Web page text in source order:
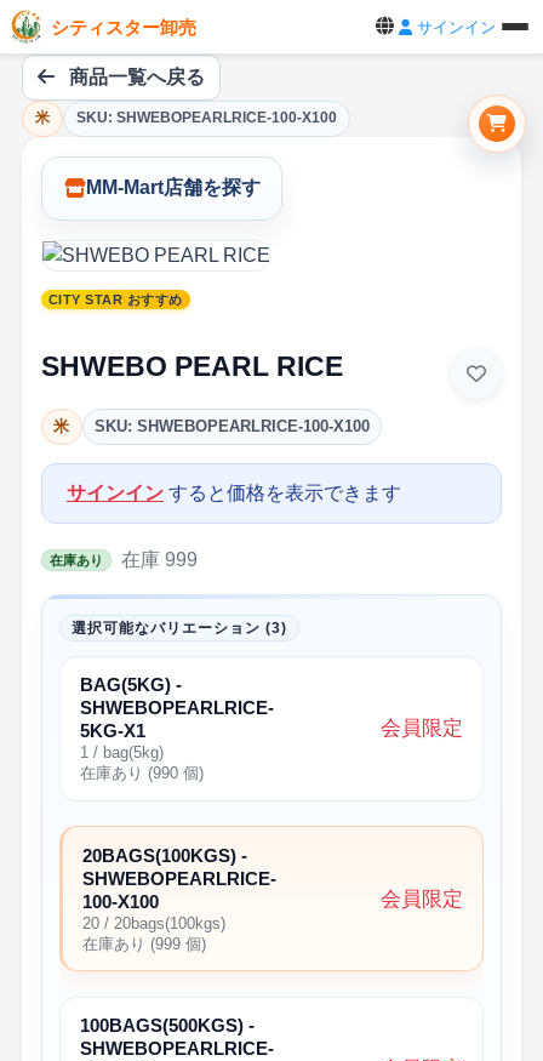
シティスター卸売 サインイン
商品一覧へ戻る
米 SKU: SHWEBOPEARLRICE-100-X100
MM-Mart店舗を探す
CITY STAR おすすめ
SHWEBO PEARL RICE
米 SKU: SHWEBOPEARLRICE-100-X100
サインイン すると価格を表示できます
在庫あり 在庫 999
選択可能なバリエーション (3)
BAG(5KG) -
SHWEBOPEARLRICE-
5KG-X1
1 / bag(5kg)
在庫あり (990 個)
会員限定
20BAGS(100KGS) -
SHWEBOPEARLRICE-
100-X100
20 / 20bags(100kgs)
在庫あり (999 個)
会員限定
100BAGS(500KGS) -
SHWEBOPEARLRICE-